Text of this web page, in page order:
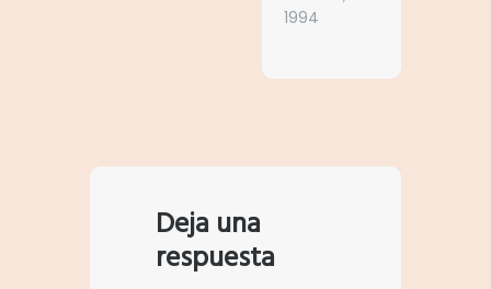
1994
Deja una
respuesta